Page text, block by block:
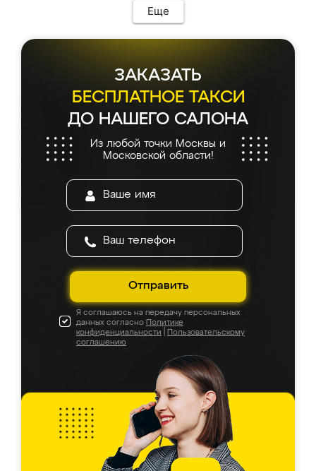
Еще
ЗАКАЗАТЬ
БЕСПЛАТНОЕ ТАКСИ
ДО НАШЕГО САЛОНА
Из любой точки Москвы и
Московской области!
Отправить
Я соглашаюсь на передачу персональных
данных согласно Политике
конфиденциальности
Пользовательскому
соглашению